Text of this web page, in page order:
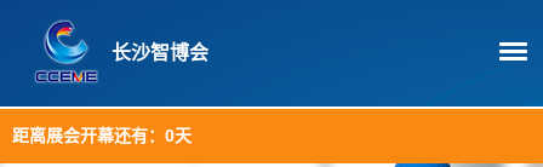
长沙智博会
距离展会开幕还有： 0天